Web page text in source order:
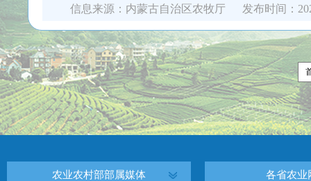
信息来源： 内蒙古自治区农牧厅 发布时间：
农业农村部部属媒体 各省农业